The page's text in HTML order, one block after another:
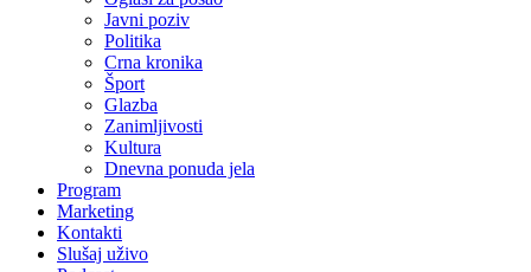
Javni poziv
Politika
Crna kronika
Šport
Glazba
Zanimljivosti
Kultura
Dnevna ponuda jela
Program
Marketing
Kontakti
Slušaj uživo